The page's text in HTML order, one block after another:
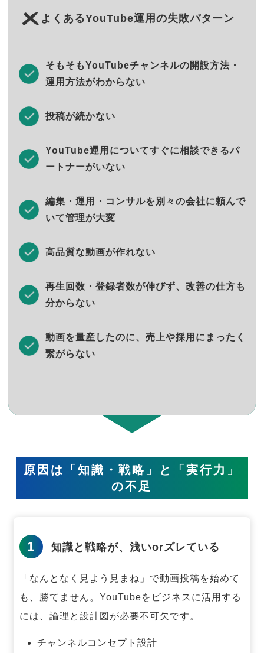
よくあるYouTube運用の失敗パターン
そもそもYouTubeチャンネルの開設方法・
運用方法がわからない
投稿が続かない
YouTube運用についてすぐに相談できるパ
ートナーがいない
編集・運用・コンサルを別々の会社に頼んで
いて管理が大変
高品質な動画が作れない
再生回数・登録者数が伸びず、改善の仕方も
分からない
動画を量産したのに、売上や採用にまったく
繋がらない
原因は「知識・戦略」と「実行力」
の不足
1 知識と戦略が、浅いorズレている
「なんとなく見よう見まね」で動画投稿を始めて
も、勝てません。 YouTubeをビジネスに活用する
には、論理と設計図が必要不可欠です。
チャンネルコンセプト設計